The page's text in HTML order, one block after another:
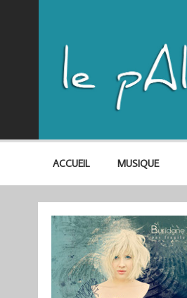
ACCUEIL MUSIQUE